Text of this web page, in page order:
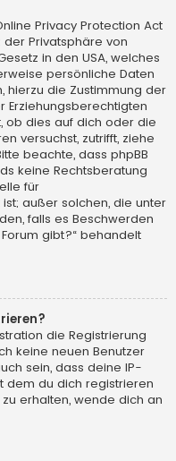
Privacy Protection Act
der Privatsphäre von
in den USA, welches
persönliche Daten
hierzu die Zustimmung der
Erziehungsberechtigten
ob dies auf dich oder die
versuchst, zutrifft, ziehe
beachte, dass phpBB
keine Rechtsberatung
für
außer solchen, die unter
falls es Beschwerden
gibt?“ behandelt
die Registrierung
keine neuen Benutzer
sein, dass deine IP-
dem du dich registrieren
erhalten, wende dich an